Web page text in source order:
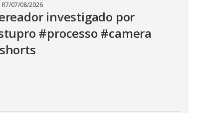
R7/07/08/2026
investigado por
#processo #camera